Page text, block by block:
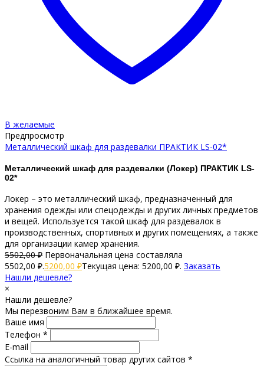
В желаемые
Предпросмотр
Металлический шкаф для раздевалки ПРАКТИК LS-02*
Металлический шкаф для раздевалки (Локер) ПРАКТИК LS-
02*
Локер – это металлический шкаф, предназначенный для
хранения одежды или спецодежды и других личных предметов
и вещей. Используется такой шкаф для раздевалок в
производственных, спортивных и других помещениях, а также
для организации камер хранения.
5502,00₽ Первоначальная цена составляла
5502,00 ₽.5200,00 ₽Текущая цена: 5200,00 ₽. Заказать
Нашли дешевле?
×
Нашли дешевле?
Мы перезвоним Вам в ближайшее время.
Ваше имя
Телефон *
E-mail
Ссылка на аналогичный товар других сайтов *